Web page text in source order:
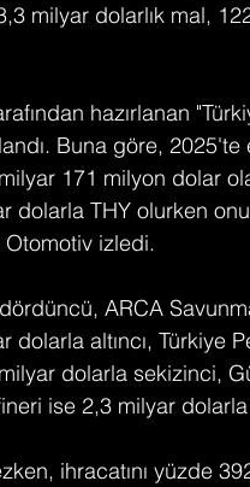
milyar dolarlık mal,
hazırlanan
Buna göre,
171 milyon dolar
dolarla THY olurken
izledi.
ARCA
dolarla altıncı, Türkiye
dolarla sekizinci,
ise 2,3 milyar dolarla
ihracatını yüzde